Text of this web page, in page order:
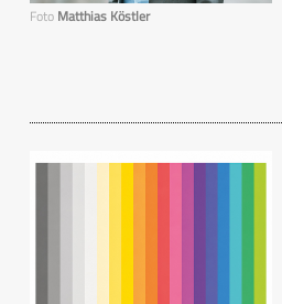
Foto Matthias Köstler